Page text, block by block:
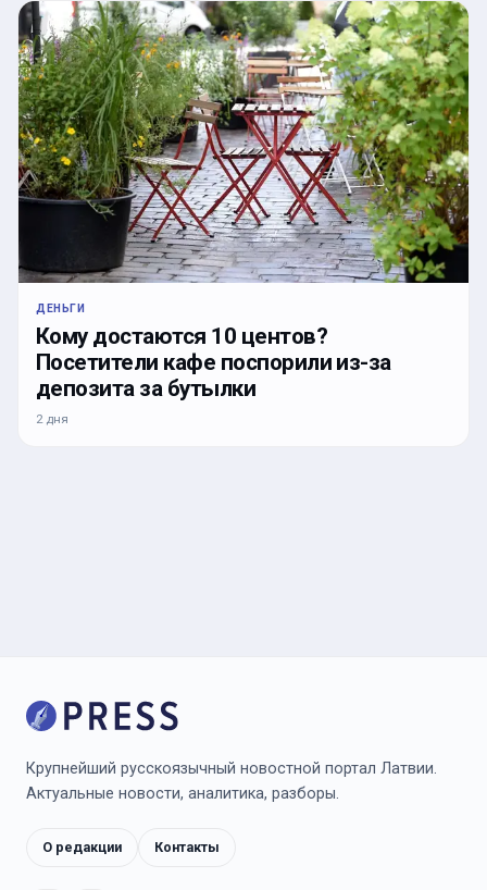
ДЕНЬГИ
Кому достаются 10 центов?
Посетители кафе поспорили из-за
депозита за бутылки
2 дня
Крупнейший русскоязычный новостной портал Латвии.
Актуальные новости, аналитика, разборы.
О редакции Контакты